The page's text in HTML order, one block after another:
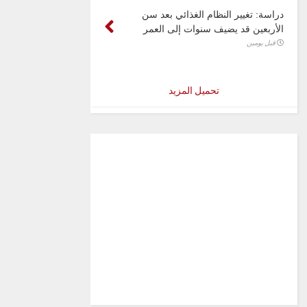
دراسة: تغيير النظام الغذائي بعد سن
الأربعين قد يضيف سنوات إلى العمر
قبل يومين
تحميل المزيد